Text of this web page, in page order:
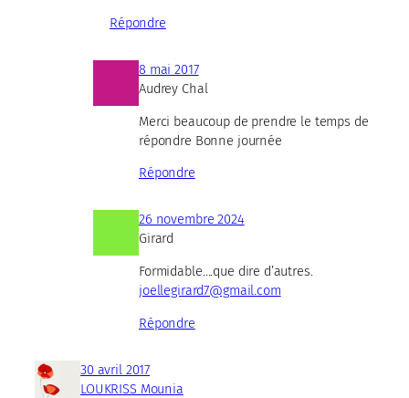
Répondre
8 mai 2017
Audrey Chal
Merci beaucoup de prendre le temps de
répondre Bonne journée
Répondre
26 novembre 2024
Girard
Formidable….que dire d’autres.
joellegirard7@gmail.com
Répondre
30 avril 2017
LOUKRISS Mounia